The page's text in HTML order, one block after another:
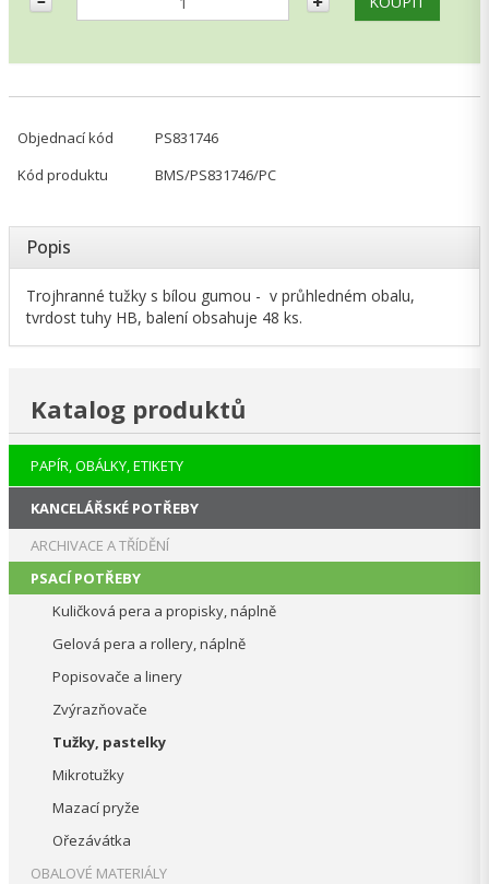
Objednací kód
PS831746
Kód produktu
BMS/PS831746/PC
Popis
Trojhranné tužky s bílou gumou - v průhledném obalu,
tvrdost tuhy HB, balení obsahuje 48 ks.
Katalog produktů
PAPÍR, OBÁLKY, ETIKETY
KANCELÁŘSKÉ POTŘEBY
ARCHIVACE A TŘÍDĚNÍ
PSACÍ POTŘEBY
Kuličková pera a propisky, náplně
Gelová pera a rollery, náplně
Popisovače a linery
Zvýrazňovače
Tužky, pastelky
Mikrotužky
Mazací pryže
Ořezávátka
OBALOVÉ MATERIÁLY